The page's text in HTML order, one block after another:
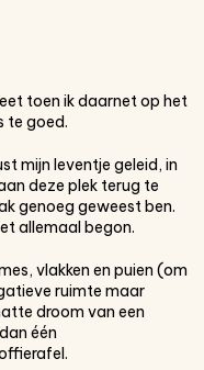
toen ik daarnet op het
te goed.
mijn leventje geleid, in
deze plek terug te
genoeg geweest ben.
allemaal begon.
vlakken en puien (om
ruimte maar
droom van een
één